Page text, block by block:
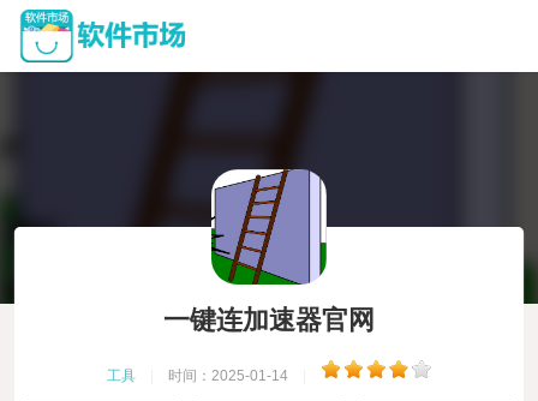
一键连加速器官网
工具 时间：2025-01-14